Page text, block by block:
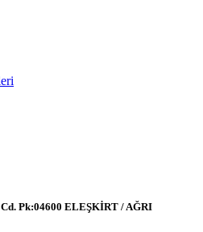
Pk:04600 ELEŞKİRT / AĞRI